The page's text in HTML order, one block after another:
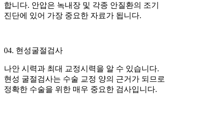
합니다. 안압은 녹내장 및 각종 안질환의 조기
진단에 있어 가장 중요한 자료가 됩니다.
04. 현성굴절검사
나안 시력과 최대 교정시력을 알 수 있습니다.
현성 굴절검사는 수술 교정 양의 근거가 되므로
정확한 수술을 위한 매우 중요한 검사입니다.